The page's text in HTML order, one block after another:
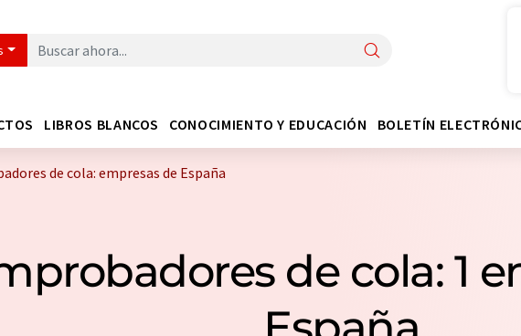
LIBROS BLANCOS CONOCIMIENTO Y EDUCACIÓN BOLETÍN
de cola: empresas de España
de cola: 1